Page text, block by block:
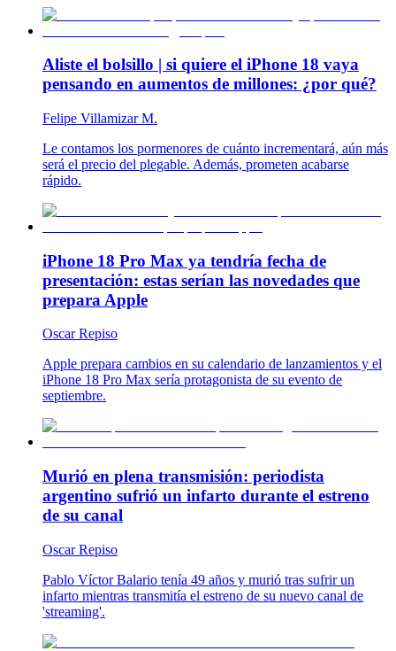
Aliste el bolsillo | si quiere el iPhone 18 vaya
pensando en aumentos de millones: ¿por qué?
Felipe Villamizar M.
Le contamos los pormenores de cuánto incrementará, aún más
será el precio del plegable. Además, prometen acabarse
rápido.
iPhone 18 Pro Max ya tendría fecha de
presentación: estas serían las novedades que
prepara Apple
Oscar Repiso
Apple prepara cambios en su calendario de lanzamientos y el
iPhone 18 Pro Max sería protagonista de su evento de
septiembre.
Murió en plena transmisión: periodista
argentino sufrió un infarto durante el estreno
de su canal
Oscar Repiso
Pablo Víctor Balario tenía 49 años y murió tras sufrir un
infarto mientras transmitía el estreno de su nuevo canal de
'streaming'.